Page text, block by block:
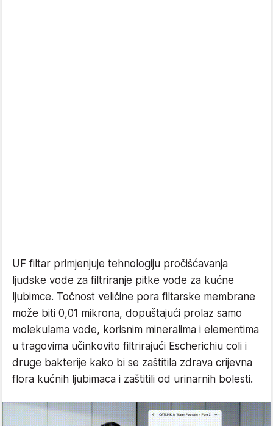
UF filtar primjenjuje tehnologiju pročišćavanja
ljudske vode za filtriranje pitke vode za kućne
ljubimce. Točnost veličine pora filtarske membrane
može biti 0,01 mikrona, dopuštajući prolaz samo
molekulama vode, korisnim mineralima i elementima
u tragovima učinkovito filtrirajući Escherichiu coli i
druge bakterije kako bi se zaštitila zdrava crijevna
flora kućnih ljubimaca i zaštitili od urinarnih bolesti.